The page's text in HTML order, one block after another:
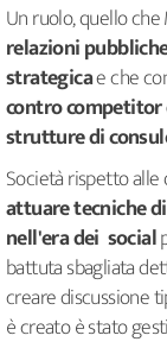
Un ruolo, quello
relazioni
strategicae che
contro competitor
strutture di
Società rispetto
attuare tecniche
nell'era dei social
battuta sbagliata
creare discussione
è creato è stato